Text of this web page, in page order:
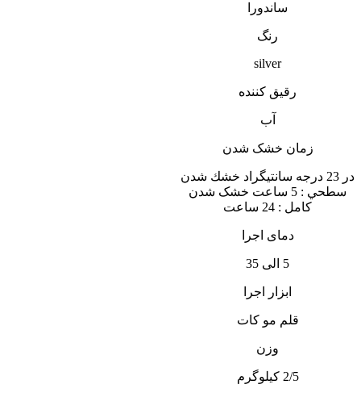
ساندورا
رنگ
silver
رقیق کننده
آب
زمان خشک شدن
در 23 درجه سانتيگراد خشك شدن
سطحي : 5 ساعت خشک شدن
کامل : 24 ساعت
دمای اجرا
5 الی 35
ابزار اجرا
قلم مو کات
وزن
2/5 کیلوگرم